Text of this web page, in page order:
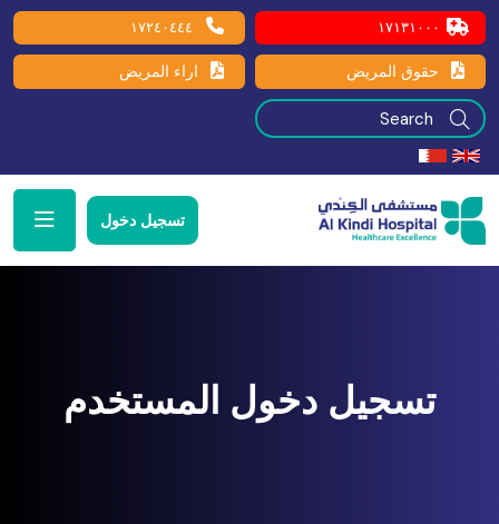
١٧١٣١٠٠٠ ١٧٢٤٠٤٤٤
حقوق المريض اراء المريض
تسجيل دخول
تسجيل دخول المستخدم